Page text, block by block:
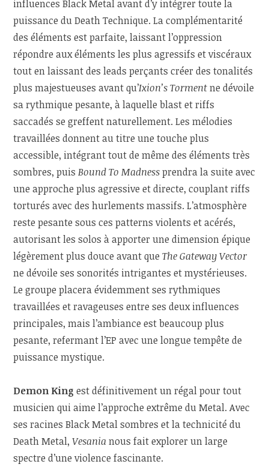
influences Black Metal avant d’y intégrer toute la
puissance du Death Technique. La complémentarité
des éléments est parfaite, laissant l’oppression
répondre aux éléments les plus agressifs et viscéraux
tout en laissant des leads perçants créer des tonalités
plus majestueuses avant qu’Ixion’s Tormentne dévoile
sa rythmique pesante, à laquelle blast et riffs
saccadés se greffent naturellement. Les mélodies
travaillées donnent au titre une touche plus
accessible, intégrant tout de même des éléments très
sombres, puisBound To Madnessprendra la suite avec
une approche plus agressive et directe, couplant riffs
torturés avec des hurlements massifs. L’atmosphère
reste pesante sous ces patterns violents et acérés,
autorisant les solos à apporter une dimension épique
légèrement plus douce avant queThe Gateway Vector
ne dévoile ses sonorités intrigantes et mystérieuses.
Le groupe placera évidemment ses rythmiques
travaillées et ravageuses entre ses deux influences
principales, mais l’ambiance est beaucoup plus
pesante, refermant l’EP avec une longue tempête de
puissance mystique.
Demon King est définitivement un régal pour tout
musicien qui aime l’approche extrême du Metal. Avec
ses racines Black Metal sombres et la technicité du
Death Metal,Vesania nous fait explorer un large
spectre d’une violence fascinante.